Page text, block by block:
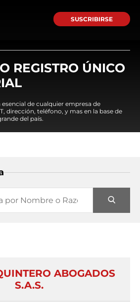
SUSCRIBIRSE
REGISTRO ÚNICO
de cualquier empresa de
dirección, teléfono, y mas en la base de
del país.
ABOGADOS
S.A.S.